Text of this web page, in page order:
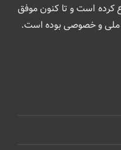
خود را از سال ۹۴ شروع کرده است و تا کنون موفق
ملی و خصوصی بوده است.